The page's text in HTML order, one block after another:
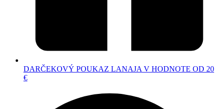
DARČEKOVÝ POUKAZ LANAJA V HODNOTE OD 20
€